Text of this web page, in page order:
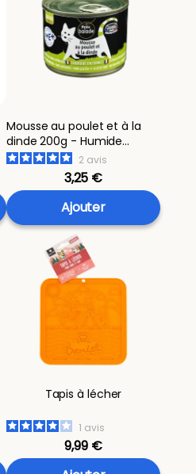
Mousse au poulet et à la
dinde 200g - Humide
"Petite balade"
2 avis
3,25 €
Ajouter
Tapis à lécher
1 avis
9,99 €